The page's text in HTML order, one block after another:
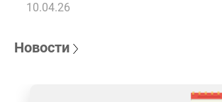
10.04.26
Новости